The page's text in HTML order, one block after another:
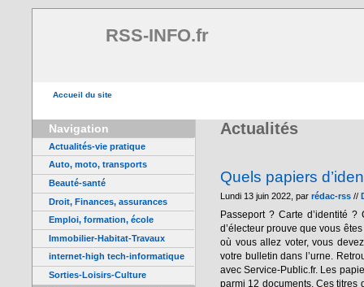
RSS-INFO.fr
Accueil du site
Navigation
Actualités-vie pratique
Auto, moto, transports
Beauté-santé
Droit, Finances, assurances
Emploi, formation, école
Immobilier-Habitat-Travaux
internet-high tech-informatique
Sorties-Loisirs-Culture
Actualités
Quels papiers
Lundi 13 juin 2022, par rédac-rss //
Passeport ? Carte d’identité
d’électeur prouve que vous
où vous allez voter, vous
votre bulletin dans l’urne.
avec Service-Public.fr. Les
parmi 12 documents. Ces titres